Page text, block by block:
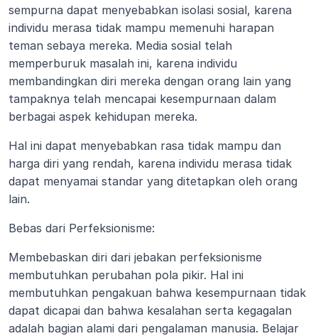
sempurna dapat menyebabkan isolasi sosial, karena
individu merasa tidak mampu memenuhi harapan
teman sebaya mereka. Media sosial telah
memperburuk masalah ini, karena individu
membandingkan diri mereka dengan orang lain yang
tampaknya telah mencapai kesempurnaan dalam
berbagai aspek kehidupan mereka.
Hal ini dapat menyebabkan rasa tidak mampu dan
harga diri yang rendah, karena individu merasa tidak
dapat menyamai standar yang ditetapkan oleh orang
lain.
Bebas dari Perfeksionisme:
Membebaskan diri dari jebakan perfeksionisme
membutuhkan perubahan pola pikir. Hal ini
membutuhkan pengakuan bahwa kesempurnaan tidak
dapat dicapai dan bahwa kesalahan serta kegagalan
adalah bagian alami dari pengalaman manusia. Belajar